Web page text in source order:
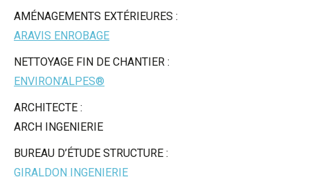
AMÉNAGEMENTS EXTÉRIEURES :
ARAVIS ENROBAGE
NETTOYAGE FIN DE CHANTIER :
ENVIRON’ALPES®
ARCHITECTE :
ARCH INGENIERIE
BUREAU D’ÉTUDE STRUCTURE :
GIRALDON INGENIERIE